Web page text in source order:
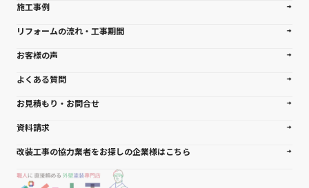
施工事例
リフォームの流れ・工事期間
お客様の声
よくある質問
お見積もり・お問合せ
資料請求
改装工事の協力業者をお探しの企業様はこちら